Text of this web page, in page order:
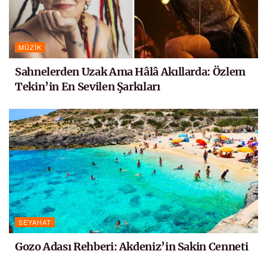
MÜZIK
Sahnelerden Uzak Ama Hâlâ Akıllarda: Özlem
Tekin’in En Sevilen Şarkıları
SEYAHAT
Gozo Adası Rehberi: Akdeniz’in Sakin Cenneti